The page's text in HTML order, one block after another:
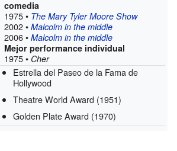
comedia
1975 • The Mary Tyler Moore Show
2002 •Malcolm in the middle
2006 •Malcolm in the middle
Mejor performance individual
1975 • Cher
Estrella del Paseo de la Fama de
Hollywood
Theatre World Award (1951)
Golden Plate Award (1970)